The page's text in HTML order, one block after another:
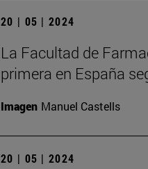
20 | 05 | 2024
La Facultad de
primera en España
Imagen Manuel Castells
20 | 05 | 2024